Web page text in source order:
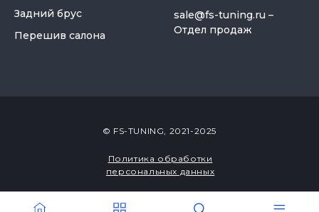
Задний брус
Перешив салона
sale@fs-tuning.ru –
Отдел продаж
© FS-TUNING, 2021-2025
Политика обработки
персональных данных